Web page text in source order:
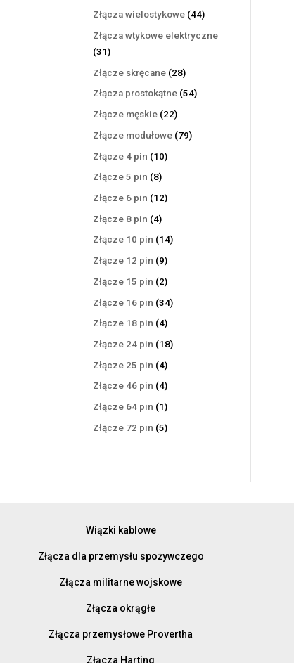
produkty
Złącza wielostykowe 4444
Złącza wtykowe elektryczne
3131
produktów
Złącze skręcane 2828
produktów
Złącza prostokątne 5454
Złącze męskie 2222
produkty
Złącze modułowe 7979
Złącze 4 pin 1010
Złącze 5 pin 88
produktów
Złącze 6 pin 1212
Złącze 8 pin 44
produkty
Złącze 10 pin 1414
Złącze 12 pin 99
produktów
Złącze 15 pin 22
produkty
Złącze 16 pin 3434
Złącze 18 pin 44
produkty
Złącze 24 pin 1818
Złącze 25 pin 44
produkty
Złącze 46 pin 44
produkty
Złącze 64 pin 11
produkt
Złącze 72 pin 55
Wiązki kablowe
Złącza dla przemysłu spożywczego
Złącza militarne wojskowe
Złącza okrągłe
Złącza przemysłowe Provertha
Złącza Harting